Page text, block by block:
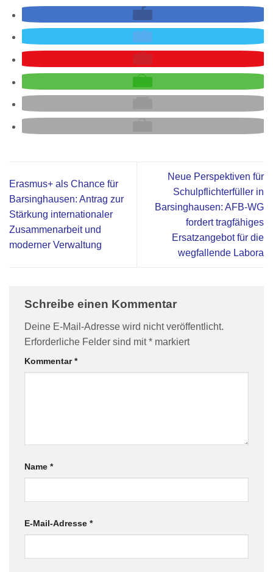
Erasmus+ als Chance für
Barsinghausen: Antrag zur
Stärkung internationaler
Zusammenarbeit und
moderner Verwaltung
Neue Perspektiven für
Schulpflichterfüller in
Barsinghausen: AFB‑WG
fordert tragfähiges
Ersatzangebot für die
wegfallende Labora
Schreibe einen Kommentar
Deine E-Mail-Adresse wird nicht veröffentlicht.
Erforderliche Felder sind mit* markiert
Kommentar*
Name *
E-Mail-Adresse *